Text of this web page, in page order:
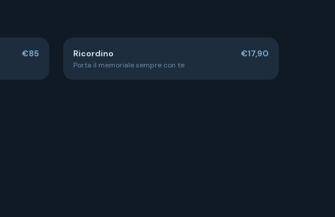
€85 Ricordino
Porta il memoriale sempre con te
€17,90